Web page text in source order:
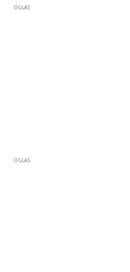
OGLAS
OGLAS